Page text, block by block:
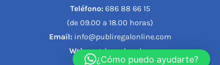
Teléfono:686 88 66 15
(de 09.00 a 18.00 horas)
Email:info@publiregalonline.com
Web:regalosenlared.es
¿Cómo puedo ayudarte?